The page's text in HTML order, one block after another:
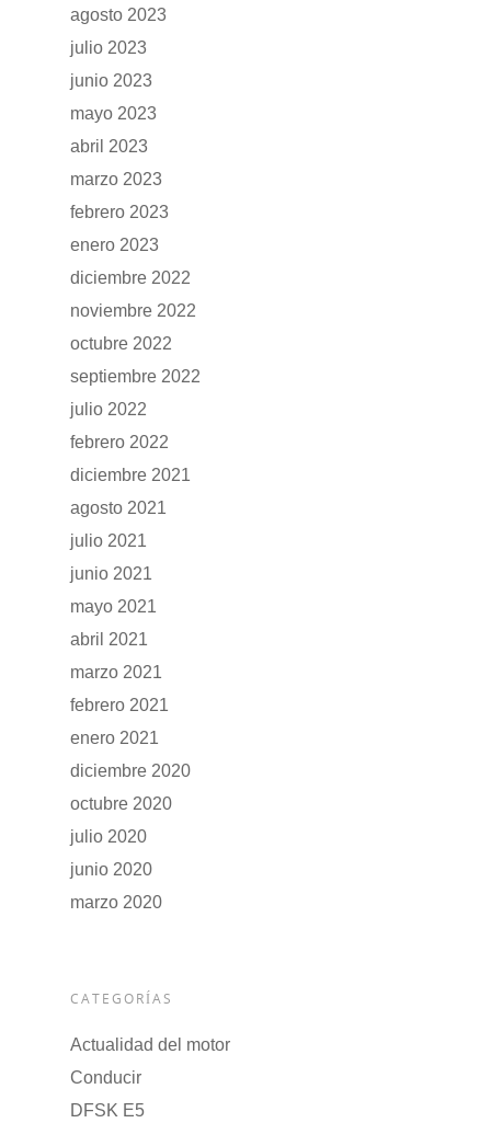
agosto 2023
julio 2023
junio 2023
mayo 2023
abril 2023
marzo 2023
febrero 2023
enero 2023
diciembre 2022
noviembre 2022
octubre 2022
septiembre 2022
julio 2022
febrero 2022
diciembre 2021
agosto 2021
julio 2021
junio 2021
mayo 2021
abril 2021
marzo 2021
febrero 2021
enero 2021
diciembre 2020
octubre 2020
julio 2020
junio 2020
marzo 2020
CATEGORÍAS
Actualidad del motor
Conducir
DFSK E5